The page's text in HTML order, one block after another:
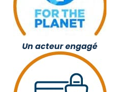
Un acteur engagé